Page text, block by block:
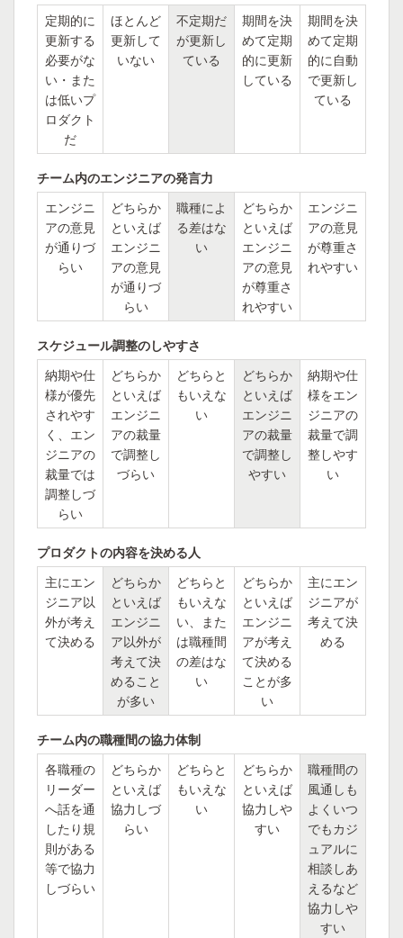
定期的に
更新する
必要がな
い・また
は低いプ
ロダクト
だ
ほとんど
更新して
いない
不定期だ
が更新し
ている
期間を決
めて定期
的に更新
している
期間を決
めて定期
的に自動
で更新し
ている
チーム内のエンジニアの発言力
エンジニ
アの意見
が通りづ
らい
どちらか
といえば
エンジニ
アの意見
が通りづ
らい
職種によ
る差はな
い
どちらか
といえば
エンジニ
アの意見
が尊重さ
れやすい
エンジニ
アの意見
が尊重さ
れやすい
スケジュール調整のしやすさ
納期や仕
様が優先
されやす
く、エン
ジニアの
裁量では
調整しづ
らい
どちらか
といえば
エンジニ
アの裁量
で調整し
づらい
どちらと
もいえな
い
どちらか
といえば
エンジニ
アの裁量
で調整し
やすい
納期や仕
様をエン
ジニアの
裁量で調
整しやす
い
プロダクトの内容を決める人
主にエン
ジニア以
外が考え
て決める
どちらか
といえば
エンジニ
ア以外が
考えて決
めること
が多い
どちらと
もいえな
い、また
は職種間
の差はな
い
どちらか
といえば
エンジニ
アが考え
て決める
ことが多
い
主にエン
ジニアが
考えて決
める
チーム内の職種間の協力体制
各職種の
リーダー
へ話を通
したり規
則がある
等で協力
しづらい
どちらか
といえば
協力しづ
らい
どちらと
もいえな
い
どちらか
といえば
協力しや
すい
職種間の
風通しも
よくいつ
でもカジ
ュアルに
相談しあ
えるなど
協力しや
すい